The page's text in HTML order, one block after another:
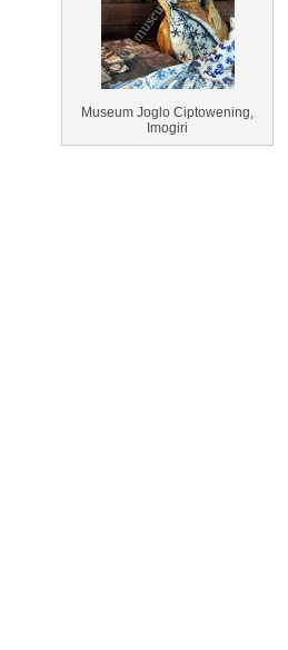
Museum Joglo Ciptowening,
Imogiri